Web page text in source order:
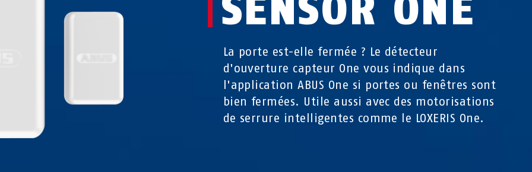
La porte est-elle fermée ? Le détecteur
d'ouverture capteur One vous indique dans
l'application ABUS One si portes ou fenêtres sont
bien fermées. Utile aussi avec des motorisations
de serrure intelligentes comme le LOXERIS One.